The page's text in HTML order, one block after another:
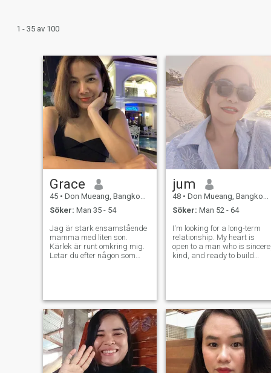
1 - 35 av 100
Grace
45 • Don Mueang, Bangkok, Thailand
Söker: Man 35 - 54
Jag är stark ensamstående
mamma med liten son.
Kärlek är runt omkring mig.
Letar du efter någon som
äldre än 50 år måste visa
mig hur ung du är .
jum
48 • Don Mueang, Bangkok, Thailand
Söker: Man 52 - 64
I'm looking for a long-term
relationship. My heart is
open to a man who is sincere,
kind, and ready to build
relationship isn't just about
romance; it's about w